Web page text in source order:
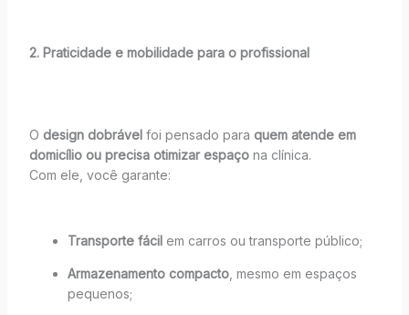
2. Praticidade e mobilidade para o profissional
O design dobrávelfoi pensado para quem atende em
domicílio ou precisa otimizar espaçona clínica.
Com ele, você garante:
Transporte fácilem carros ou transporte público;
Armazenamento compacto, mesmo em espaços
pequenos;